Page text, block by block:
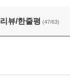
리뷰/한줄평 (47/63)